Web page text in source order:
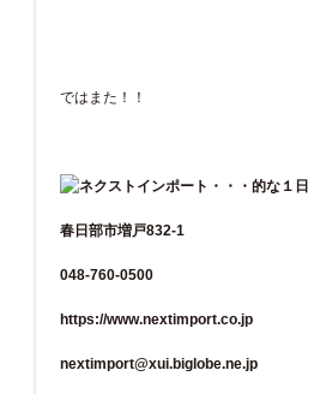
ではまた！！
春日部市増戸832-1
048-760-0500
https://www.nextimport.co.jp
nextimport@xui.biglobe.ne.jp